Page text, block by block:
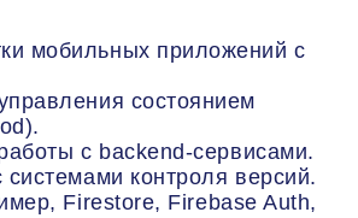
мобильных приложений с
состоянием
с backend-сервисами.
контроля версий.
Firestore, Firebase Auth,